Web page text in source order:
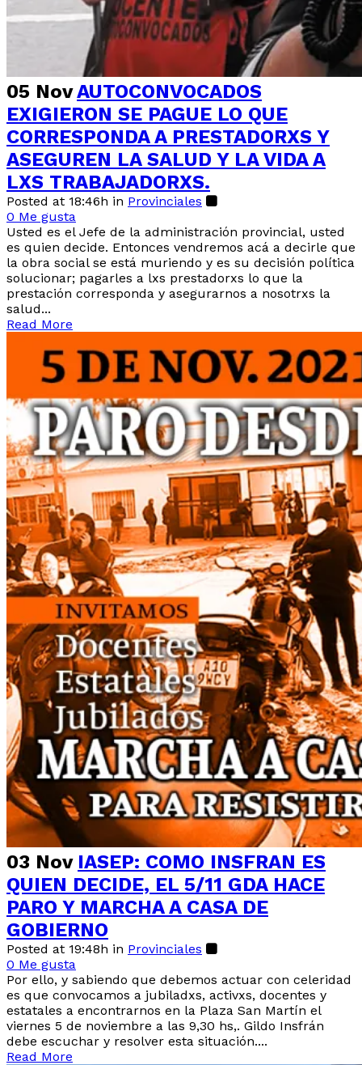
05 Nov AUTOCONVOCADOS
EXIGIERON SE PAGUE LO QUE
CORRESPONDA A PRESTADORXS Y
ASEGUREN LA SALUD Y LA VIDA A
LXS TRABAJADORXS.
Posted at 18:46h in Provinciales
0 Me gusta
Usted es el Jefe de la administración provincial, usted
es quien decide. Entonces vendremos acá a decirle que
la obra social se está muriendo y es su decisión política
solucionar; pagarles a lxs prestadorxs lo que la
prestación corresponda y asegurarnos a nosotrxs la
salud...
Read More
03 Nov IASEP: COMO INSFRAN ES
QUIEN DECIDE, EL 5/11 GDA HACE
PARO Y MARCHA A CASA DE
GOBIERNO
Posted at 19:48h in Provinciales
0 Me gusta
Por ello, y sabiendo que debemos actuar con celeridad
es que convocamos a jubiladxs, activxs, docentes y
estatales a encontrarnos en la Plaza San Martín el
viernes 5 de noviembre a las 9,30 hs,. Gildo Insfrán
debe escuchar y resolver esta situación....
Read More